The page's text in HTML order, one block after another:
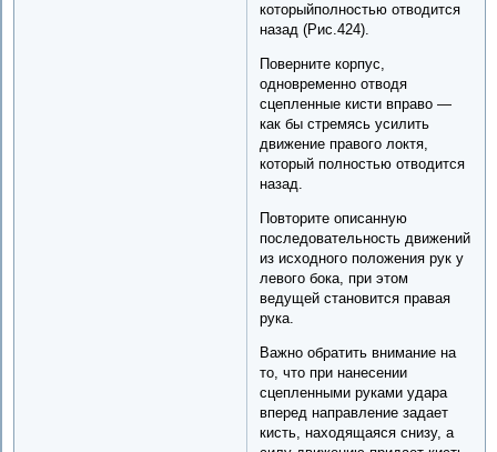
которыйполностью отводится
назад (Рис.424).
Поверните корпус,
одновременно отводя
сцепленные кисти вправо —
как бы стремясь усилить
движение правого локтя,
который полностью отводится
назад.
Повторите описанную
последовательность движений
из исходного положения рук у
левого бока, при этом
ведущей становится правая
рука.
Важно обратить внимание на
то, что при нанесении
сцепленными руками удара
вперед направление задает
кисть, находящаяся снизу, а